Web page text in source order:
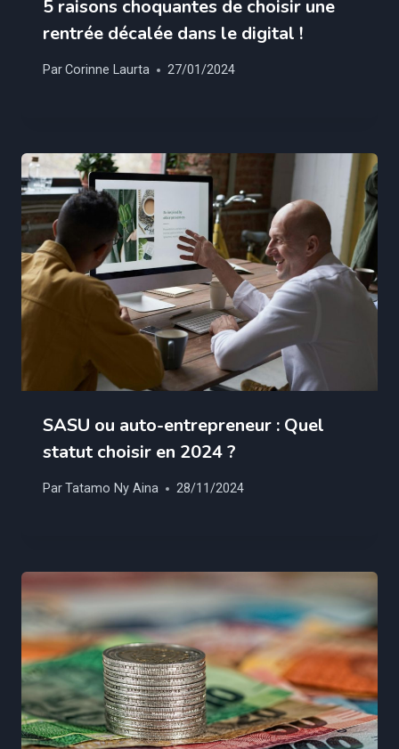
5 raisons choquantes de choisir une
rentrée décalée dans le digital !
ParCorinne Laurta 27/01/2024
SASU ou auto-entrepreneur : Quel
statut choisir en 2024 ?
ParTatamo Ny Aina 28/11/2024